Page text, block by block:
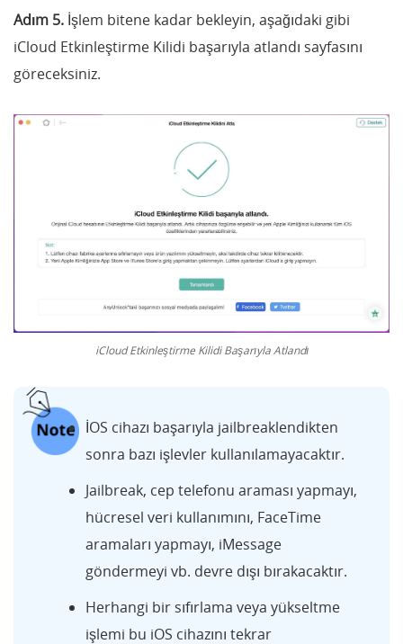
Adım 5. İşlem bitene kadar bekleyin, aşağıdaki gibi
iCloud Etkinleştirme Kilidi başarıyla atlandı sayfasını
göreceksiniz.
iCloud Etkinleştirme Kilidi Başarıyla Atlandı
İOS cihazı başarıyla jailbreaklendikten
sonra bazı işlevler kullanılamayacaktır.
Jailbreak, cep telefonu araması yapmayı,
hücresel veri kullanımını, FaceTime
aramaları yapmayı, iMessage
göndermeyi vb. devre dışı bırakacaktır.
Herhangi bir sıfırlama veya yükseltme
işlemi bu iOS cihazını tekrar